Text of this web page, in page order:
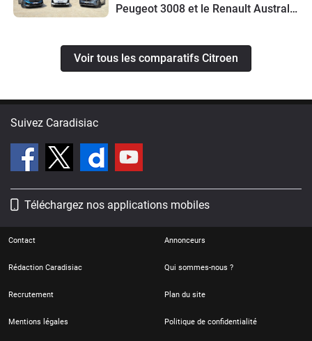
Peugeot 3008 et le Renault Austral
Voir tous les comparatifs Citroen
Suivez Caradisiac
Téléchargez nos applications mobiles
Contact Annonceurs
Rédaction Caradisiac Qui sommes-nous ?
Recrutement Plan du site
Mentions légales Politique de confidentialité